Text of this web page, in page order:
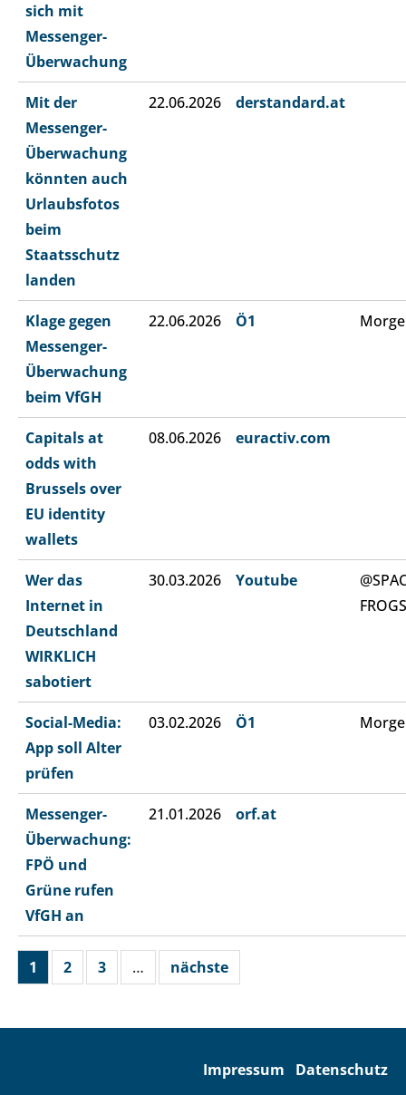
sich mit
Messenger-
Überwachung
Mit der
Messenger-
Überwachung
könnten auch
Urlaubsfotos
beim
Staatsschutz
landen
22.06.2026 derstandard.at
Klage gegen
Messenger-
Überwachung
beim VfGH
22.06.2026 Ö1
Capitals at
odds with
Brussels over
EU identity
wallets
08.06.2026 euractiv.com
Wer das
Internet in
Deutschland
WIRKLICH
sabotiert
30.03.2026 Youtube
FROGS
Social-Media:
App soll Alter
prüfen
03.02.2026 Ö1
Messenger-
Überwachung:
FPÖ und
Grüne rufen
VfGH an
21.01.2026 orf.at
1 2 3 … nächste
Impressum Datenschutz